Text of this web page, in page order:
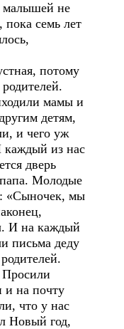
малышей не
семь лет
потому
мамы и
детям,
и чего уж
каждый из нас
дверь
Молодые
«Сыночек, мы
И на каждый
письма деду
и на почту
что у нас
Новый год,